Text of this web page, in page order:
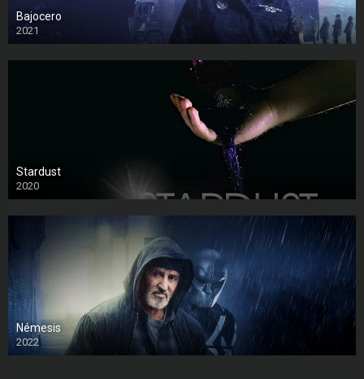
Bajocero
2021
Stardust
2020
Némesis
2022